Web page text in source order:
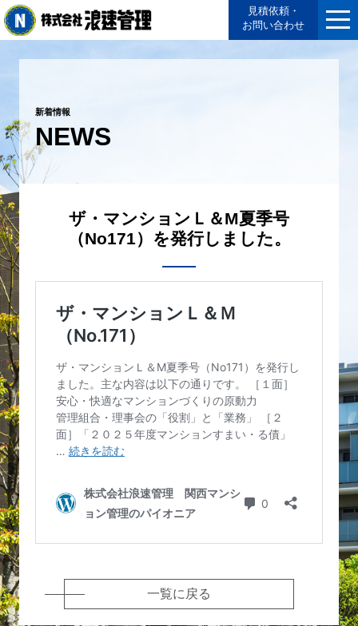
見積依頼・
お問い合わせ
新着情報
NEWS
ザ・マンションＬ＆M夏季号
（No171）を発行しました。
一覧に戻る